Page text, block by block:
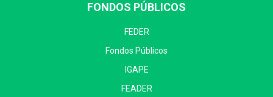
FONDOS PÚBLICOS
FEDER
Fondos Públicos
IGAPE
FEADER